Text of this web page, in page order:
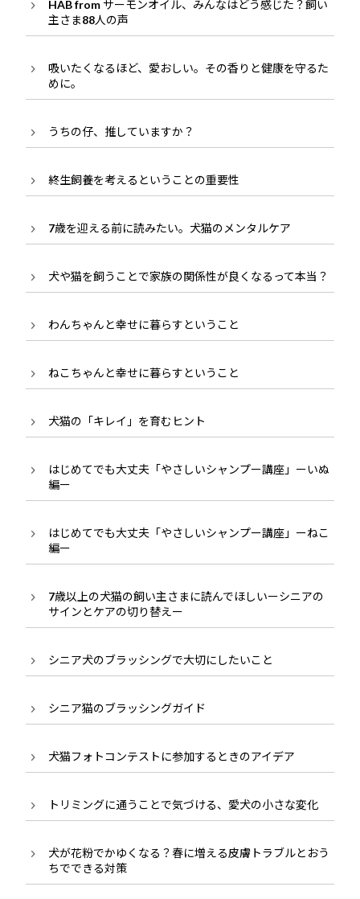
HAB from サーモンオイル、みんなはどう感じた？飼い
主さま88人の声
吸いたくなるほど、愛おしい。その香りと健康を守るた
めに。
うちの仔、推していますか？
終生飼養を考えるということの重要性
7歳を迎える前に読みたい。犬猫のメンタルケア
犬や猫を飼うことで家族の関係性が良くなるって本当？
わんちゃんと幸せに暮らすということ
ねこちゃんと幸せに暮らすということ
犬猫の「キレイ」を育むヒント
はじめてでも大丈夫「やさしいシャンプー講座」ーいぬ
編ー
はじめてでも大丈夫「やさしいシャンプー講座」ーねこ
編ー
7歳以上の犬猫の飼い主さまに読んでほしいーシニアの
サインとケアの切り替えー
シニア犬のブラッシングで大切にしたいこと
シニア猫のブラッシングガイド
犬猫フォトコンテストに参加するときのアイデア
トリミングに通うことで気づける、愛犬の小さな変化
犬が花粉でかゆくなる？春に増える皮膚トラブルとおう
ちでできる対策